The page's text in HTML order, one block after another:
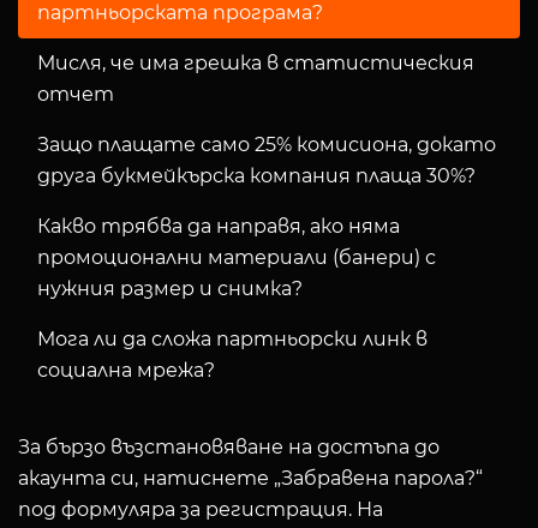
партньорската програма?
Мисля, че има грешка в статистическия
отчет
Защо плащате само 25% комисиона, докато
друга букмейкърска компания плаща 30%?
Какво трябва да направя, ако няма
промоционални материали (банери) с
нужния размер и снимка?
Мога ли да сложа партньорски линк в
социална мрежа?
За бързо възстановяване на достъпа до
акаунта си, натиснете „Забравена парола?“
под формуляра за регистрация. На